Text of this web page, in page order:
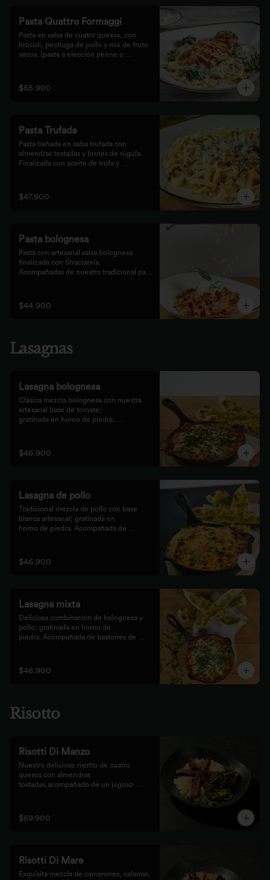
Pasta Quattro Formaggi
Pasta en salsa de cuatro quesos, con
brócoli, pechuga de pollo y mix de fruto
secos. (pasta a elección penne o
$65.900
Pasta Trufada
Pasta bañada en salsa trufada con
almendras tostadas y brotes de rúgula.
Finalizada con aceite de trufa y
$47.900
Pasta bolognesa
Pasta con artesanal salsa bolognesa
finalizada con Straciatela.
Acompañadas de nuestro tradicional pan
$44.900
Lasagnas
Lasagna bolognesa
Clásica mezcla bolognesa con nuestra
artesanal base de tomate;
gratinada en horno de piedra.
$46.900
Lasagna de pollo
Tradicional mezcla de pollo con base
blanca artesanal; gratinada en
horno de piedra. Acompañada de
$46.900
Lasagna mixta
Deliciosa combinación de bolognesa y
pollo; gratinada en horno de
piedra. Acompañada de bastones de
$46.900
Risotto
Risotti Di Manzo
Nuestro delicioso risotto de cuatro
quesos con almendras
tostadas,acompañado de un jugoso
$69.900
Risotti Di Mare
Exquisita mezcla de camarones, calamar,